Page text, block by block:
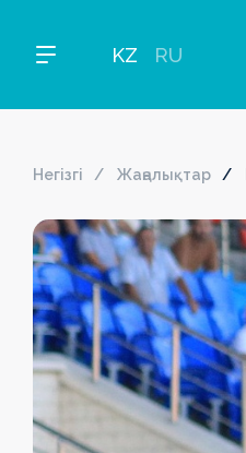
KZ RU
Негізгі Жаңалықтар